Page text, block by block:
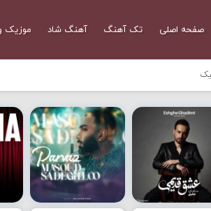
صفحه اصلی تک آهنگ آهنگ شاد موزیک